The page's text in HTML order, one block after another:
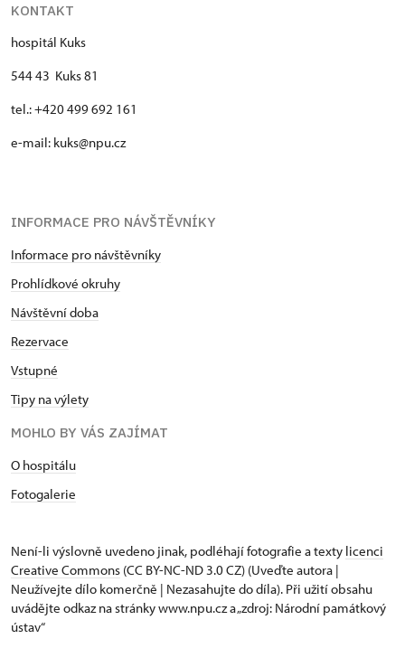
KONTAKT
hospitál Kuks
544 43 Kuks 81
tel.: +420 499 692 161
e-mail: kuks@npu.cz
INFORMACE PRO NÁVŠTĚVNÍKY
Informace pro návštěvníky
Prohlídkové okruhy
Návštěvní doba
Rezervace
Vstupné
Tipy na výlety
MOHLO BY VÁS ZAJÍMAT
O hospitálu
Fotogalerie
Není-li výslovně uvedeno jinak, podléhají fotografie a texty licenci
Creative Commons (CC BY-NC-ND 3.0 CZ) (Uveďte autora |
Neužívejte dílo komerčně | Nezasahujte do díla). Při užití obsahu
uvádějte odkaz na stránky www.npu.cz a „zdroj: Národní památkový
ústav“